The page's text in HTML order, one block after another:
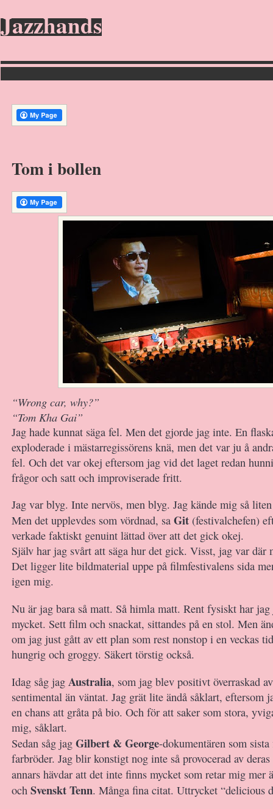
Jazzhands
Tom i bollen
“Wrong car, why?”
“Tom Kha Gai”
Jag hade kunnat säga fel. Men det gjorde jag inte. En
exploderade i mästarregissörens knä, men det var ju å
fel. Och det var okej eftersom jag vid det laget redan
frågor och satt och improviserade fritt.
Jag var blyg. Inte nervös, men blyg. Jag kände mig så
Men det upplevdes som vördnad, sa Git (festivalchefen)
verkade faktiskt genuint lättad över att det gick okej.
Själv har jag svårt att säga hur det gick. Visst, jag var där
Det ligger lite bildmaterial uppe på filmfestivalens sida
igen mig.
Nu är jag bara så matt. Så himla matt. Rent fysiskt har
mycket. Sett film och snackat, sittandes på en stol. Men
om jag just gått av ett plan som rest nonstop i en veckas
hungrig och groggy. Säkert törstig också.
Idag såg jag Australia, som jag blev positivt överraskad
sentimental än väntat. Jag grät lite ändå såklart, eftersom
en chans att gråta på bio. Och för att saker som stora,
mig, såklart.
Sedan såg jag Gilbert & George-dokumentären som
farbröder. Jag blir konstigt nog inte så provocerad av
annars hävdar att det inte finns mycket som retar mig mer
och Svenskt Tenn. Många fina citat. Uttrycket “delicious